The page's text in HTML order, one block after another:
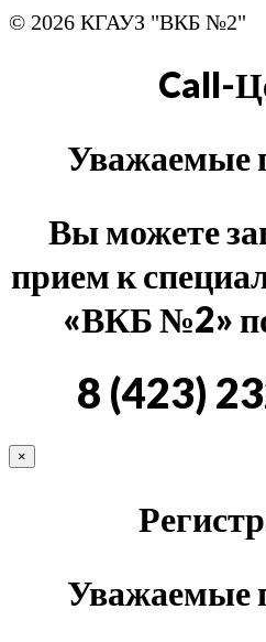
© 2026 КГАУЗ "ВКБ №2"
Call-
Уважаемые
Вы можете
прием к
«ВКБ №2»
8 (423)
×
Уважаемые